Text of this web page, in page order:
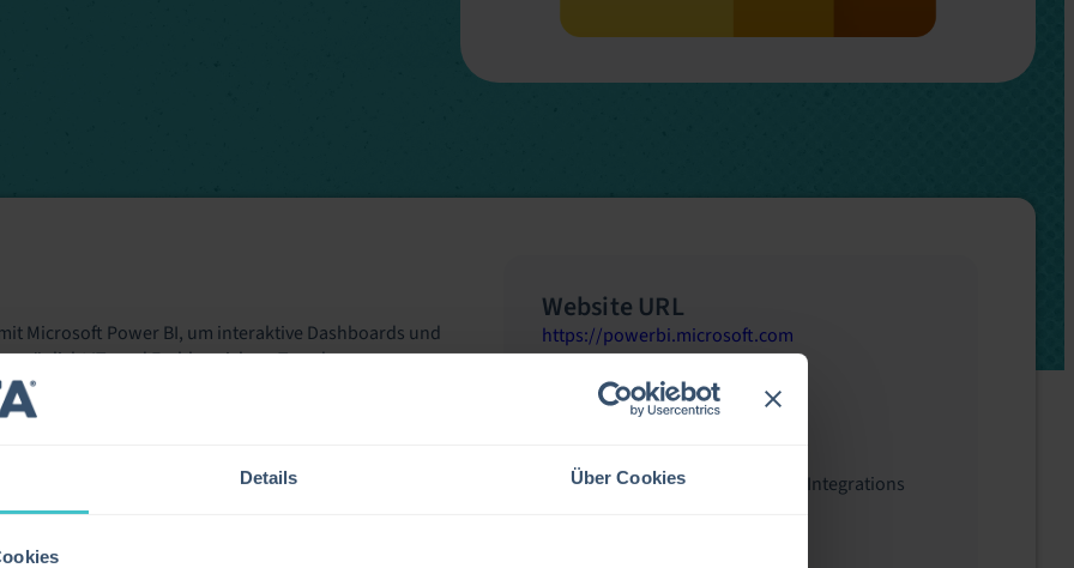
Details Über Cookies
Microsoft Power BI, um interaktive Dashboards und
IT- und Fachbereichen, Trends zu
Erkenntnisse mithilfe der erweiterten
unterstützt datenbasierte
Quellen in übersichtlichen und umsetzbaren
Website URL
https://powerbi.microsoft.com
Integration Type
Analytics
EV Platform,EV Service Manager Integrations